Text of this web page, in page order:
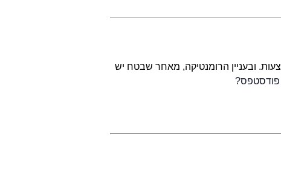
ובעניין הרומנטיקה, מאחר שבטח יש
פודסטפס?